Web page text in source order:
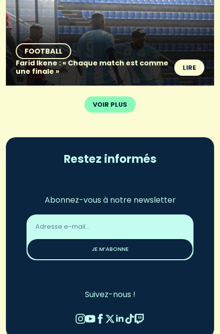
FOOTBALL
Farid Ikene : « Chaque match est comme
une finale »
LIRE
VOIR PLUS
Restez informés
Abonnez-vous à notre newsletter
Adresse
email
JE M’ABONNE
Suivez-nous !